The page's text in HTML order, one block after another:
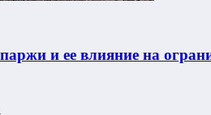
и ее влияние на